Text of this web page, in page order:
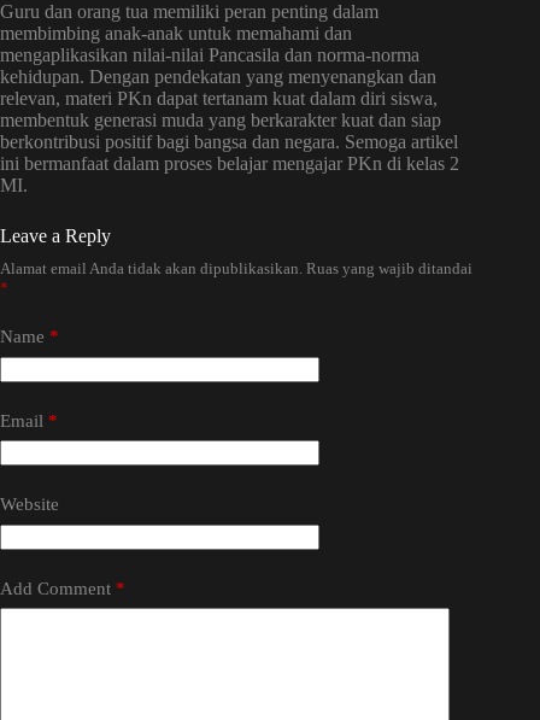
Guru dan orang tua memiliki peran penting dalam
membimbing anak-anak untuk memahami dan
mengaplikasikan nilai-nilai Pancasila dan norma-norma
kehidupan. Dengan pendekatan yang menyenangkan dan
relevan, materi PKn dapat tertanam kuat dalam diri siswa,
membentuk generasi muda yang berkarakter kuat dan siap
berkontribusi positif bagi bangsa dan negara. Semoga artikel
ini bermanfaat dalam proses belajar mengajar PKn di kelas 2
MI.
Leave a Reply
Alamat email Anda tidak akan dipublikasikan. Ruas yang wajib ditandai
*
Name *
Email *
Website
Add Comment *